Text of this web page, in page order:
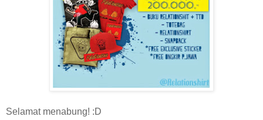
Selamat menabung! :D